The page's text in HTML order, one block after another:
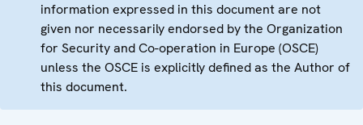
information expressed in this document are not
given nor necessarily endorsed by the Organization
for Security and Co-operation in Europe (OSCE)
unless the OSCE is explicitly defined as the Author of
this document.